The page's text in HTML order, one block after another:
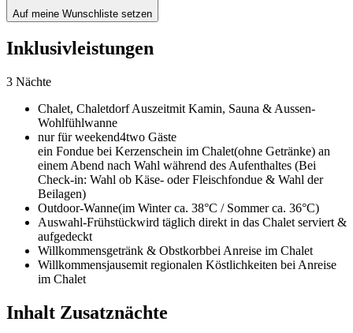
Auf meine Wunschliste setzen
Inklusivleistungen
3 Nächte
Chalet, Chaletdorf Auszeitmit Kamin, Sauna & Aussen-
Wohlfühlwanne
nur für weekend4two Gäste
ein Fondue bei Kerzenschein im Chalet(ohne Getränke) an
einem Abend nach Wahl während des Aufenthaltes (Bei
Check-in: Wahl ob Käse- oder Fleischfondue & Wahl der
Beilagen)
Outdoor-Wanne(im Winter ca. 38°C / Sommer ca. 36°C)
Auswahl-Frühstückwird täglich direkt in das Chalet serviert &
aufgedeckt
Willkommensgetränk & Obstkorbbei Anreise im Chalet
Willkommensjausemit regionalen Köstlichkeiten bei Anreise
im Chalet
Inhalt Zusatznächte